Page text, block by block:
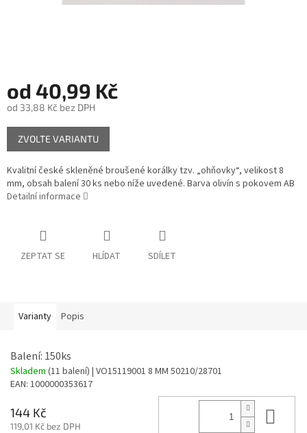
od 40,99 Kč
od 33,88 Kč bez DPH
Měrná
cena:
ZVOLTE VARIANTU
Kvalitní české skleněné broušené korálky tzv. „ohňovky“, velikost 8
mm, obsah balení 30 ks nebo níže uvedené. Barva olivín s pokovem AB
Detailní informace
ZEPTAT SE HLÍDAT SDÍLET
Varianty Popis
Balení: 150ks
Skladem (11 balení) | VO15119001 8 MM 50210/28701
EAN: 1000000353617
144 Kč
119,01 Kč bez DPH